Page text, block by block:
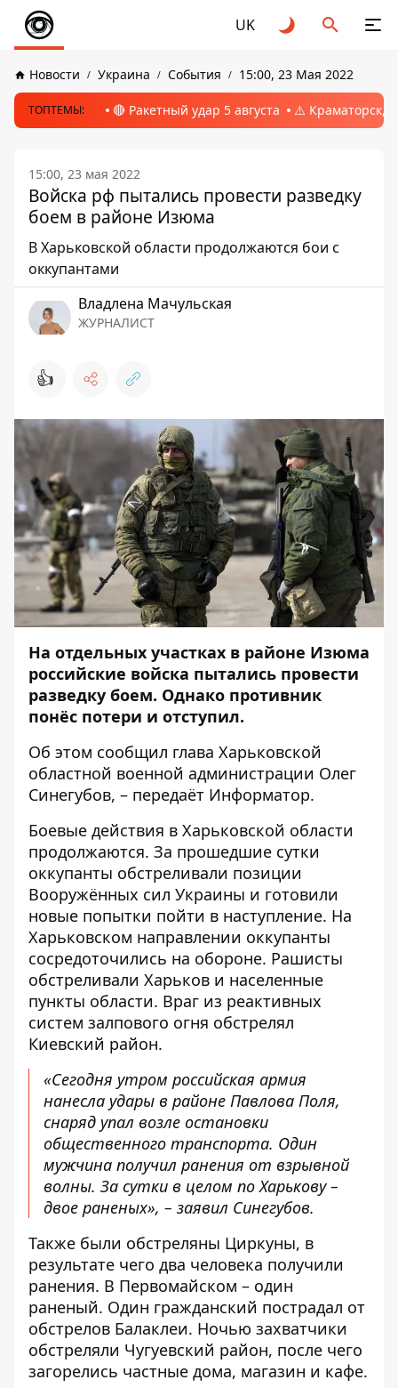
UK
Новости Украина События 15:00, 23 Мая 2022
ТОПТЕМЫ: 🔴 Ракетный удар 5 августа ⚠️ Краматорск,
15:00, 23 мая 2022
Войска рф пытались провести разведку
боем в районе Изюма
В Харьковской области продолжаются бои с
оккупантами
Владлена Мачульская
ЖУРНАЛИСТ
👍
На отдельных участках в районе Изюма
российские войска пытались провести
разведку боем. Однако противник
понёс потери и отступил.
Об этом сообщил глава Харьковской
областной военной администрации Олег
Синегубов, – передаёт Информатор.
Боевые действия в Харьковской области
продолжаются. За прошедшие сутки
оккупанты обстреливали позиции
Вооружённых сил Украины и готовили
новые попытки пойти в наступление. На
Харьковском направлении оккупанты
сосредоточились на обороне. Рашисты
обстреливали Харьков и населенные
пункты области. Враг из реактивных
систем залпового огня обстрелял
Киевский район.
«Сегодня утром российская армия
нанесла удары в районе Павлова Поля,
снаряд упал возле остановки
общественного транспорта. Один
мужчина получил ранения от взрывной
волны. За сутки в целом по Харькову –
двое раненых», – заявил Синегубов.
Также были обстреляны Циркуны, в
результате чего два человека получили
ранения. В Первомайском – один
раненый. Один гражданский пострадал от
обстрелов Балаклеи. Ночью захватчики
обстреляли Чугуевский район, после чего
загорелись частные дома, магазин и кафе.